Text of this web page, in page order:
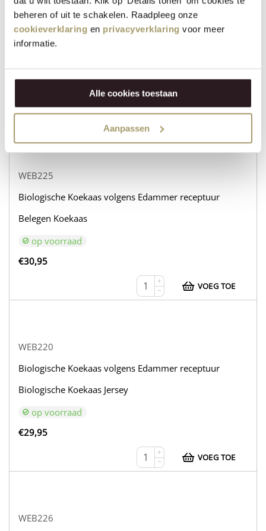
beheren of uit te schakelen. Raadpleeg onze
cookieverklaring en privacyverklaring voor meer
informatie.
Alle cookies toestaan
Aanpassen
WEB232
Biologische Koekaas volgens Edammer receptuur
Belegen Geitenkaas
op voorraad
+
VOEG TOE
WEB225
Biologische Koekaas volgens Edammer receptuur
Belegen Koekaas
op voorraad
€30,95
+
−
VOEG TOE
WEB220
Biologische Koekaas volgens Edammer receptuur
Biologische Koekaas Jersey
op voorraad
€29,95
+
−
VOEG TOE
WEB226